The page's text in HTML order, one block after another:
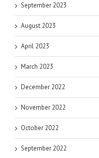
September 2023
August 2023
April 2023
March 2023
December 2022
November 2022
October 2022
September 2022